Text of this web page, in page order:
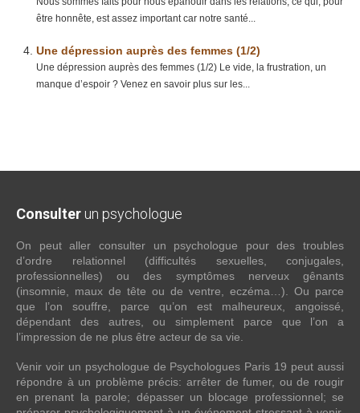
être honnête, est assez important car notre santé...
Une dépression auprès des femmes (1/2)
Une dépression auprès des femmes (1/2) Le vide, la frustration, un
manque d’espoir ? Venez en savoir plus sur les...
Consulter un psychologue
On peut aller consulter un psychologue pour des troubles
d’ordre relationnel (difficultés sexuelles, conjugales,
professionnelles) ou des symptômes nerveux gênants
(insomnie, maux de tête ou de ventre, eczéma…). Ou parce
que l’on souffre, parce qu’on est malheureux, angoissé,
dépendant des autres, ou simplement parce que l’on a
l’impression de ne plus être acteur de sa vie.
Venir voir un psychologue de Psychologues Paris 19 peut aussi
répondre à un problème précis: arrêter de fumer, ou de rougir
en prenant la parole; dépasser un blocage professionnel; se